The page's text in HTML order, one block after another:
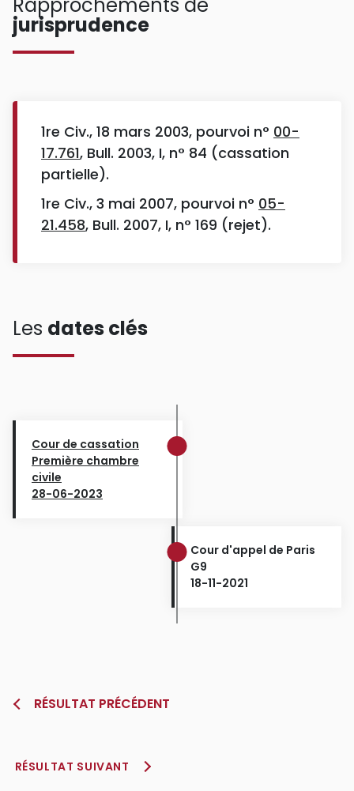
jurisprudence
1re Civ., 18 mars 2003, pourvoi n° 00-
17.761, Bull. 2003, I, n° 84 (cassation
partielle).
1re Civ., 3 mai 2007, pourvoi n° 05-
21.458, Bull. 2007, I, n° 169 (rejet).
Les dates clés
Cour de cassation
Première chambre
civile
28-06-2023
Cour d'appel de Paris
G9
18-11-2021
RÉSULTAT PRÉCÉDENT
RÉSULTAT SUIVANT